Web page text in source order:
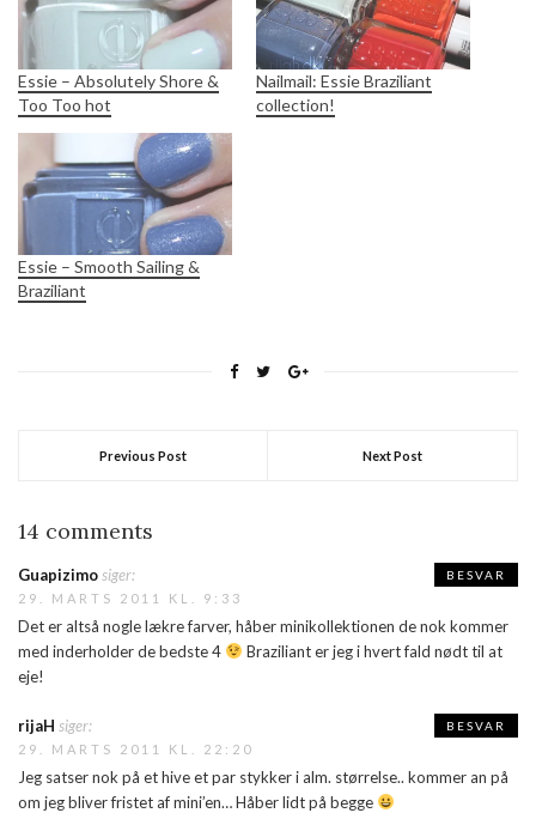
Essie – Absolutely Shore &
Too Too hot
Nailmail: Essie Braziliant
collection!
Essie – Smooth Sailing &
Braziliant
Previous Post Next Post
14 comments
Guapizimosiger:
29. MARTS 2011 KL. 9:33
Det er altså nogle lækre farver, håber minikollektionen de nok kommer
med inderholder de bedste 4
Braziliant er jeg i hvert fald nødt til at
eje!
BESVAR
rijaH siger:
29. MARTS 2011 KL. 22:20
Jeg satser nok på et hive et par stykker i alm. størrelse.. kommer an på
om jeg bliver fristet af mini’en… Håber lidt på begge
BESVAR